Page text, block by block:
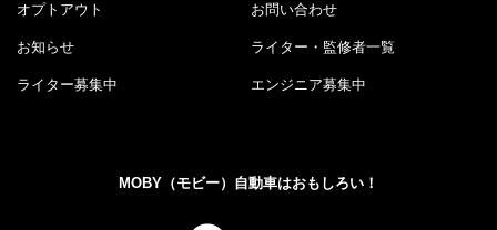
オプトアウト お問い合わせ
お知らせ ライター・監修者一覧
ライター募集中 エンジニア募集中
MOBY（モビー）自動車はおもしろい！